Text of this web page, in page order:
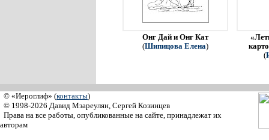
Онг Дай и Онг Кат
(Шипицова Елена)
(
© «Иероглиф» (контакты)
© 1998-2026 Давид Мзареулян, Сергей Козинцев
Права на все работы, опубликованные на сайте, принадлежат их
авторам